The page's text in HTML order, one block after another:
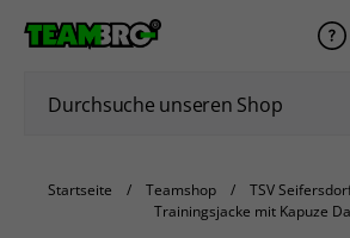
Startseite Teamshop TSV
Trainingsjacke mit Kapuze